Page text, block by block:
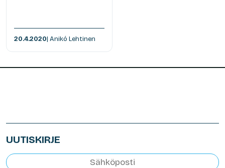
20.4.2020| Anikó Lehtinen
UUTISKIRJE